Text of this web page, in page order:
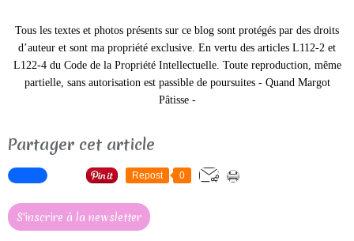
Tous les textes et photos présents sur ce blog sont protégés par des droits
d’auteur et sont ma propriété exclusive. En vertu des articles L112-2 et
L122-4 du Code de la Propriété Intellectuelle. Toute reproduction, même
partielle, sans autorisation est passible de poursuites - Quand Margot
Pâtisse -
Partager cet article
Repost 0
S'inscrire à la newsletter